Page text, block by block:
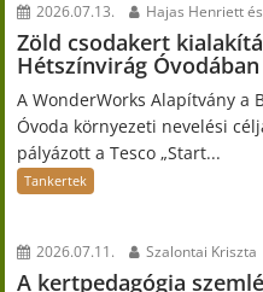
2026.07.13. Hajas Henriett
Zöld csodakert
Hétszínvirág Óvodában
A WonderWorks Alapítvány a
Óvoda környezeti nevelési
pályázott a Tesco „Start...
Tankertek
2026.07.11. Szalontai Kriszta
A kertpedagógia